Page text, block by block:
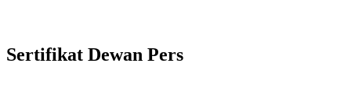
Sertifikat Dewan Pers